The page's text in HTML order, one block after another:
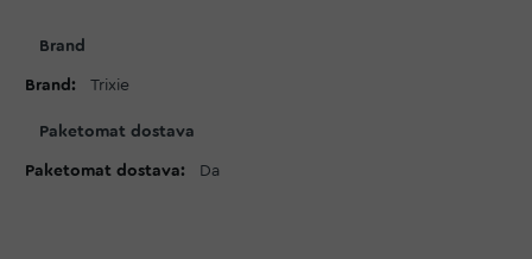
informacija
Brand
Trixie
Paketomat dostava
Da